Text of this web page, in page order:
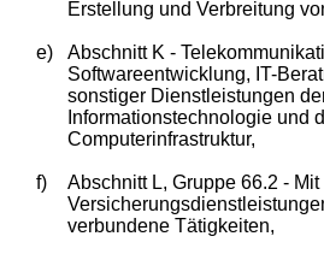
Erstellung und Verbreitung
e)
Abschnitt K -
Softwareentwicklung, IT-
sonstiger Dienstleistungen
Informationstechnologie und
Computerinfrastruktur,
f)
Abschnitt L, Gruppe 66.2 - Mit
verbundene Tätigkeiten,